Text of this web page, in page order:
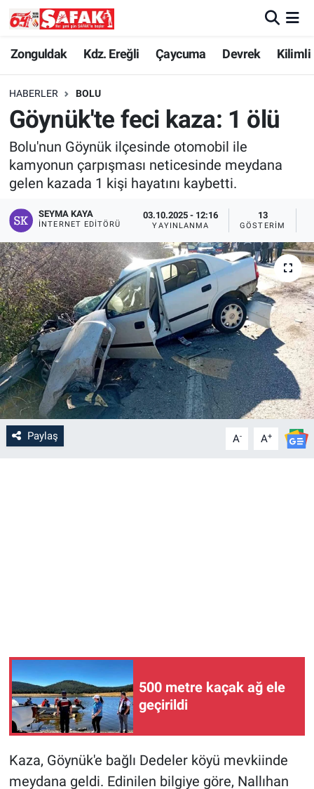
Zonguldak Kdz. Ereğli Çaycuma Devrek Kilimli
HABERLER BOLU
Göynük'te feci kaza: 1 ölü
Bolu'nun Göynük ilçesinde otomobil ile
kamyonun çarpışması neticesinde meydana
gelen kazada 1 kişi hayatını kaybetti.
SEYMA KAYA
İNTERNET EDITÖRÜ
03.10.2025 - 12:16
YAYINLANMA
13
GÖSTERIM
Paylaş A- A+
500 metre kaçak ağ ele
geçirildi
Kaza, Göynük'e bağlı Dedeler köyü mevkiinde
meydana geldi. Edinilen bilgiye göre, Nallıhan
Zonguldak
Kdz. Ereğli
Çaycuma
Devrek
Spor
Resmi İlan
Zonguldak Nöbetçi Eczaneler
Zonguldak Hava Durumu
Zonguldak Namaz Vakitleri
Zonguldak Trafik Yoğunluk Haritası
Son Dakika Haberleri
Haber Arşivi